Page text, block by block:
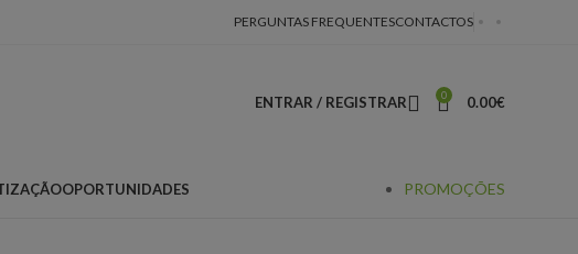
PERGUNTAS FREQUENTESCONTACTOS
ENTRAR / REGISTRAR 0 0.00€
OPORTUNIDADES PROMOÇÕES